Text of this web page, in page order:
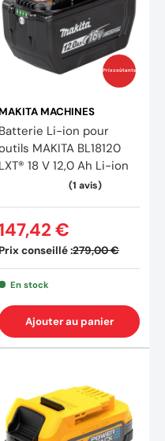
(10
Prix coûtants
MAKITA MACHINES
Batterie Li-ion pour
MAKITA BL18120
LXT® 18 V 12,0 Ah Li-ion
Prix conseillé :279,00 €
€
En stock
Ajouter au panier